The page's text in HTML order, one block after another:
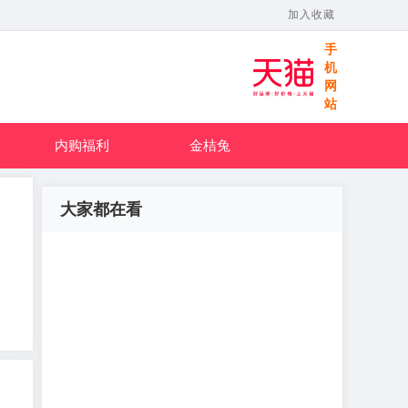
加入收藏
手
机
网
站
内购福利 金桔兔
大家都在看